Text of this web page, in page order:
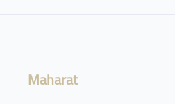
Maharat